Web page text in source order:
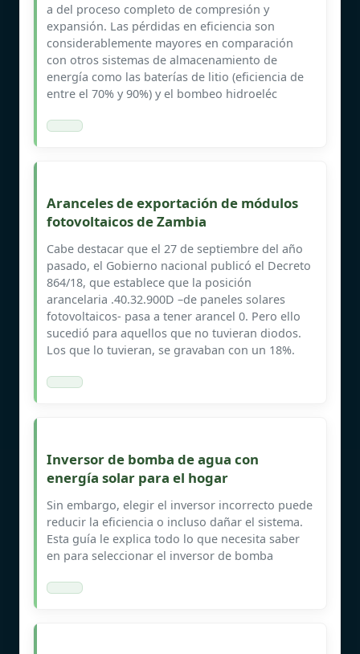
a del proceso completo de compresión y
expansión. Las pérdidas en eficiencia son
considerablemente mayores en comparación
con otros sistemas de almacenamiento de
energía como las baterías de litio (eficiencia de
entre el 70% y 90%) y el bombeo hidroeléc
Aranceles de exportación de módulos
fotovoltaicos de Zambia
Cabe destacar que el 27 de septiembre del año
pasado, el Gobierno nacional publicó el Decreto
864/18, que establece que la posición
arancelaria .40.32.900D –de paneles solares
fotovoltaicos- pasa a tener arancel 0. Pero ello
sucedió para aquellos que no tuvieran diodos.
Los que lo tuvieran, se gravaban con un 18%.
Inversor de bomba de agua con
energía solar para el hogar
Sin embargo, elegir el inversor incorrecto puede
reducir la eficiencia o incluso dañar el sistema.
Esta guía le explica todo lo que necesita saber
en para seleccionar el inversor de bomba